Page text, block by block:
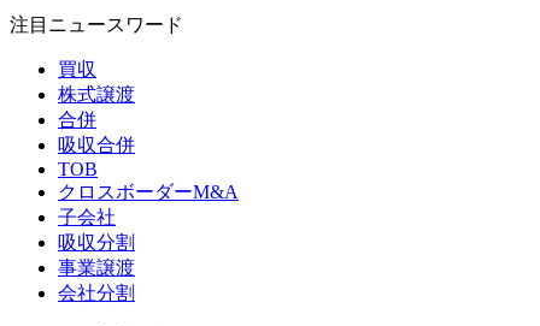
注目ニュースワード
買収
株式譲渡
合併
吸収合併
TOB
クロスボーダーM&A
子会社
吸収分割
事業譲渡
会社分割